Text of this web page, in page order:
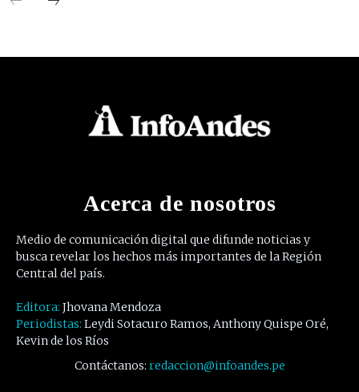
Acerca de nosotros
Medio de comunicación digital que difunde noticias y
busca revelar los hechos más importantes de la Región
Central del país.
Editora: Jhovana Mendoza
Periodistas: Leydi Sotacuro Ramos, Anthony Quispe Oré,
Kevin de los Ríos
Contáctanos: redaccion@infoandes.pe